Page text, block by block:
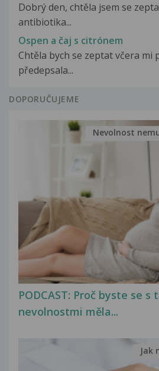
Dobrý den, chtěla jsem se
antibiotika...
Ospen a čaj s citrónem
Chtěla bych se zeptat včera mi
předepsala...
DOPORUČUJEME
PODCAST: Proč byste se
nevolnostmi měla...
Nevolnost
Jak